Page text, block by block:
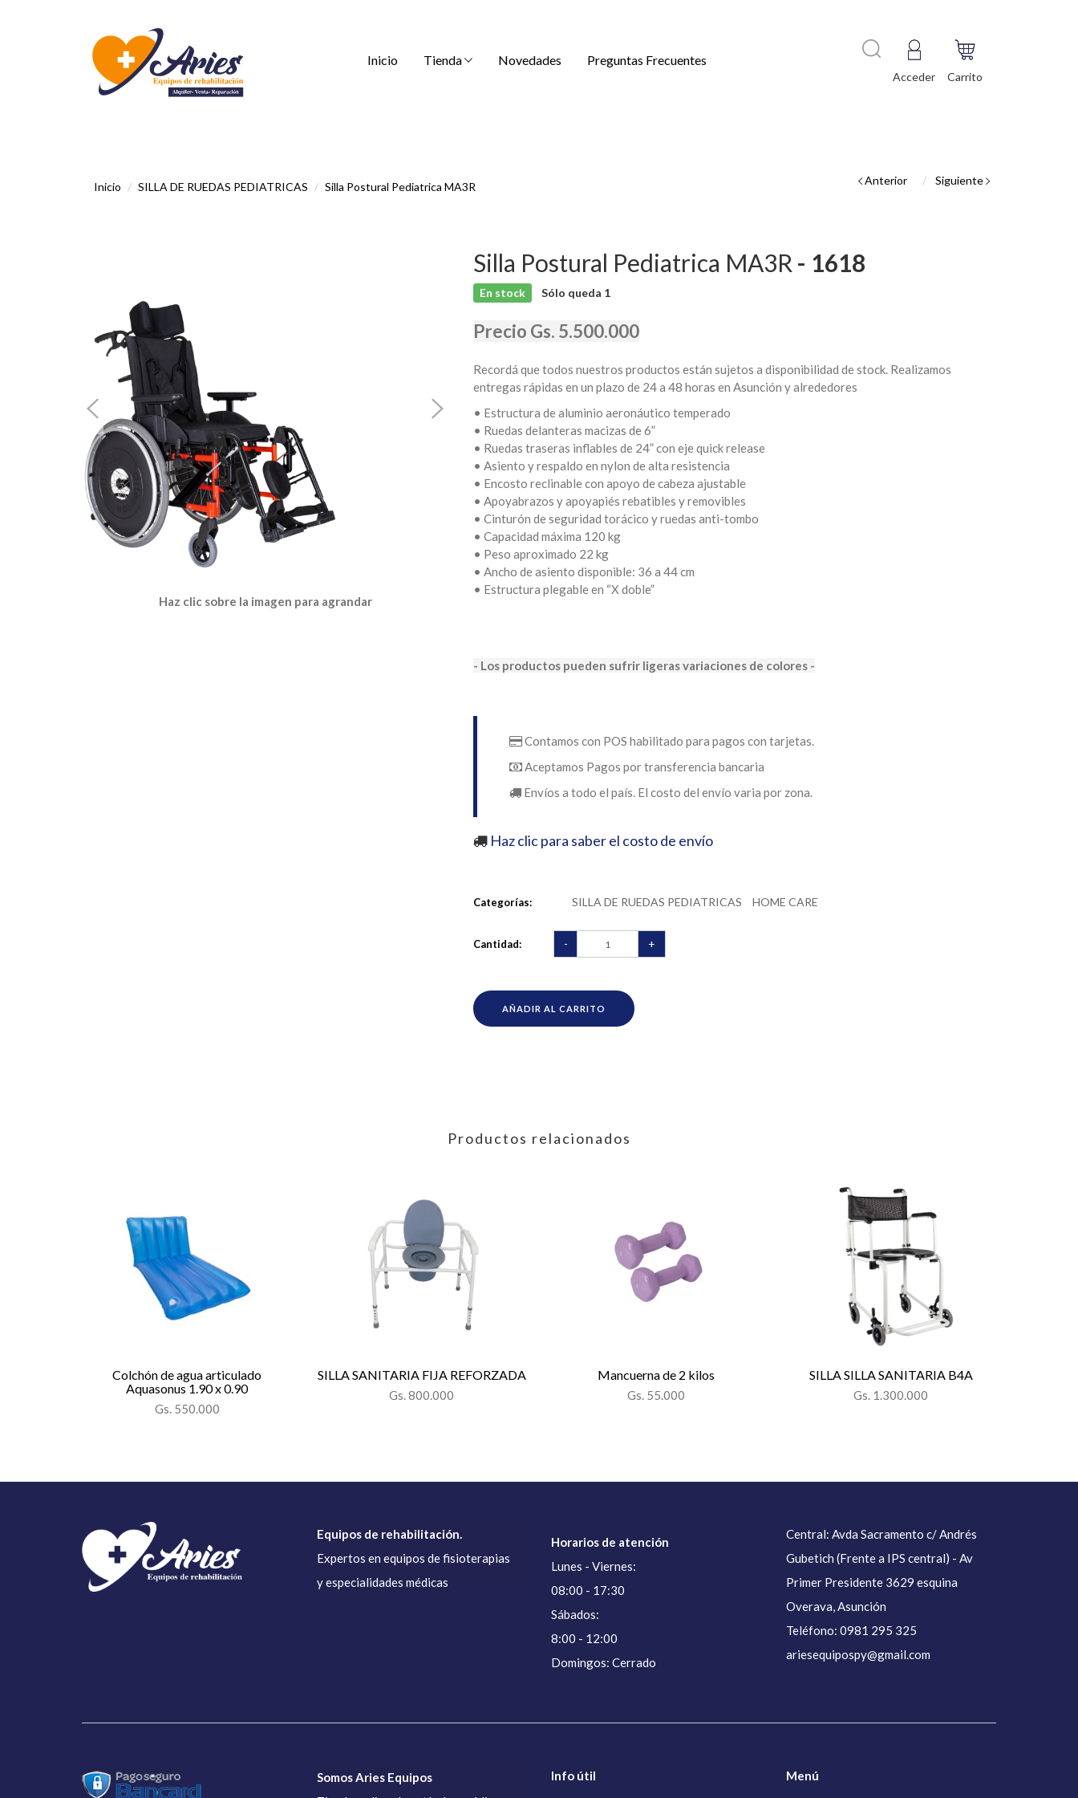
Inicio Tienda Novedades Preguntas Frecuentes
Acceder Carrito
Inicio SILLA DE RUEDAS PEDIATRICAS Silla Postural Pediatrica MA3R Anterior Siguiente
Haz clic sobre la imagen para agrandar
Silla Postural Pediatrica MA3R - 1618
En stock Sólo queda 1
Precio Gs. 5.500.000
Recordá que todos nuestros productos están sujetos a disponibilidad de stock. Realizamos
entregas rápidas en un plazo de 24 a 48 horas en Asunción y alrededores
• Estructura de aluminio aeronáutico temperado
• Ruedas delanteras macizas de 6”
• Ruedas traseras inflables de 24” con eje quick release
• Asiento y respaldo en nylon de alta resistencia
• Encosto reclinable con apoyo de cabeza ajustable
• Apoyabrazos y apoyapiés rebatibles y removibles
• Cinturón de seguridad torácico y ruedas anti-tombo
• Capacidad máxima 120 kg
• Peso aproximado 22 kg
• Ancho de asiento disponible: 36 a 44 cm
• Estructura plegable en “X doble”
- Los productos pueden sufrir ligeras variaciones de colores -
Contamos con POS habilitado para pagos con tarjetas.
Aceptamos Pagos por transferencia bancaria
Envíos a todo el país. El costo del envío varia por zona.
Haz clic para saber el costo de envío
Categorías: SILLA DE RUEDAS PEDIATRICAS HOME CARE
Cantidad: - +
AÑADIR AL CARRITO
Productos relacionados
Colchón de agua articulado
Aquasonus 1.90 x 0.90
Gs. 550.000
SILLA SANITARIA FIJA REFORZADA
Gs. 800.000
Mancuerna de 2 kilos
Gs. 55.000
SILLA SILLA SANITARIA B4A
Gs. 1.300.000
Equipos de rehabilitación.
Expertos en equipos de fisioterapias
y especialidades médicas
Horarios de atención
Lunes - Viernes:
08:00 - 17:30
Sábados:
8:00 - 12:00
Domingos: Cerrado
Central: Avda Sacramento c/ Andrés
Gubetich (Frente a IPS central) - Av
Primer Presidente 3629 esquina
Overava, Asunción
Teléfono: 0981 295 325
ariesequipospy@gmail.com
Somos Aries Equipos
Info útil Menú